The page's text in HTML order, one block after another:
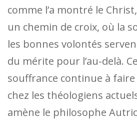
comme l’a montré le
un chemin de croix, où la
les bonnes volontés
du mérite pour l’au-delà.
souffrance continue à faire
chez les théologiens
amène le philosophe